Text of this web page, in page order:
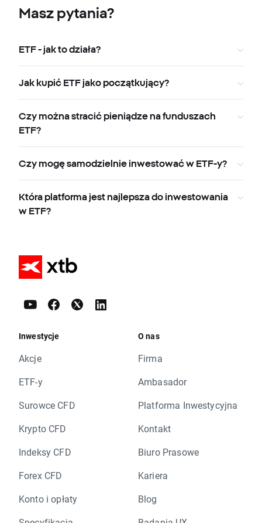
Masz pytania?
ETF - jak to działa?
Jak kupić ETF jako początkujący?
Czy można stracić pieniądze na funduszach
ETF?
Czy mogę samodzielnie inwestować w ETF-y?
Która platforma jest najlepsza do inwestowania
w ETF?
Inwestycje
Akcje
ETF-y
Surowce CFD
Krypto CFD
Indeksy CFD
Forex CFD
Konto i opłaty
O nas
Firma
Ambasador
Platforma Inwestycyjna
Kontakt
Biuro Prasowe
Kariera
Blog